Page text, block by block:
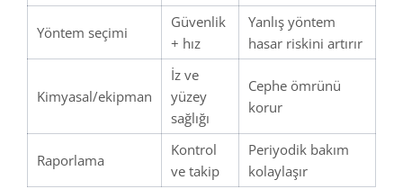
Yöntem seçimi
Güvenlik
+ hız
Yanlış yöntem
hasar riskini artırır
Kimyasal/ekipman
İz ve
yüzey
sağlığı
Cephe ömrünü
korur
Raporlama
Kontrol
ve takip
Periyodik bakım
kolaylaşır